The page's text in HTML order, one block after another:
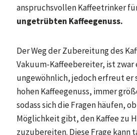
anspruchsvollen Kaffeetrinker
ungetrübten Kaffeegenuss.
Der Weg der Zubereitung des
Vakuum-Kaffeebereiter, ist zwar
ungewöhnlich, jedoch erfreut er
hohen Kaffeegenuss, immer
sodass sich die Fragen häufen,
Möglichkeit gibt, den Kaffee zu
zuzubereiten. Diese Frage kann